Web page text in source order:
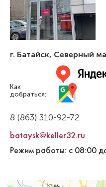
г. Батайск, Северный
Как
добраться:
8 (863) 310-92-72
bataysk@keller32.ru
Режим работы: с 08:00